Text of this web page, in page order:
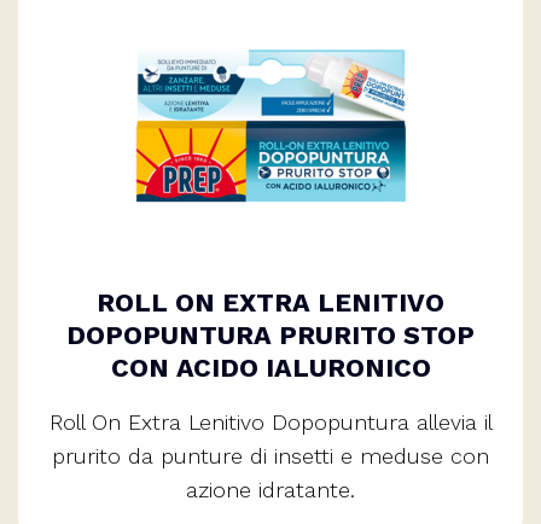
ROLL ON EXTRA LENITIVO
DOPOPUNTURA PRURITO STOP
CON ACIDO IALURONICO
Roll On Extra Lenitivo Dopopuntura allevia il
prurito da punture di insetti e meduse con
azione idratante.